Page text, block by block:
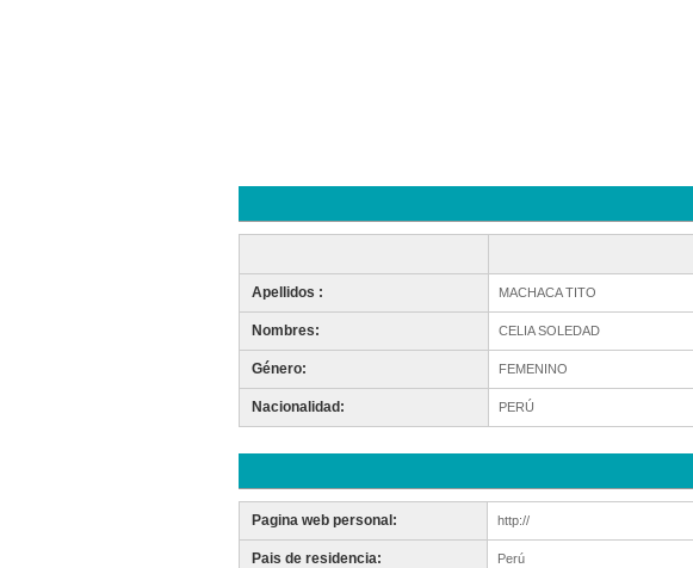
Apellidos : MACHACA TITO
Nombres: CELIA SOLEDAD
Género: FEMENINO
Nacionalidad: PERÚ
Pagina web personal: http://
Pais de residencia: Perú